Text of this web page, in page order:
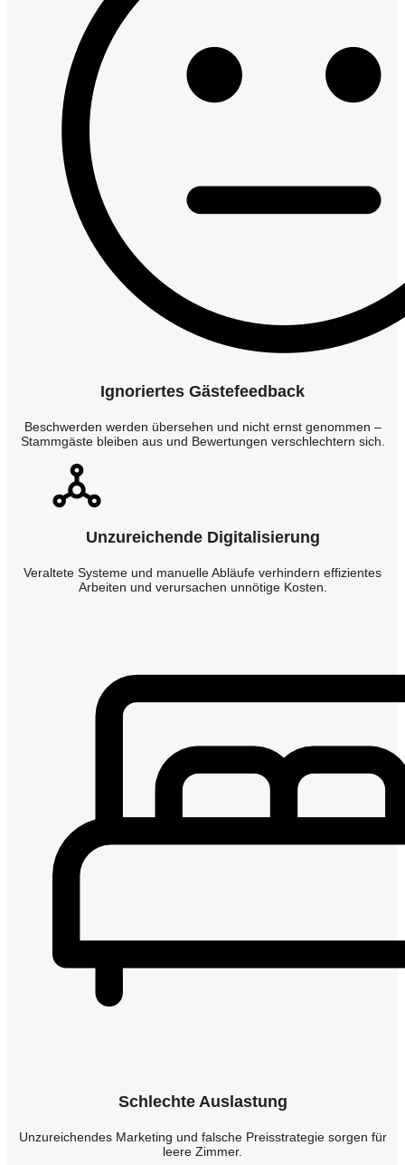
Ignoriertes Gästefeedback
Beschwerden werden übersehen und nicht ernst genommen –
Stammgäste bleiben aus und Bewertungen verschlechtern sich.
Unzureichende Digitalisierung
Veraltete Systeme und manuelle Abläufe verhindern effizientes
Arbeiten und verursachen unnötige Kosten.
Schlechte Auslastung
Unzureichendes Marketing und falsche Preisstrategie sorgen für
leere Zimmer.